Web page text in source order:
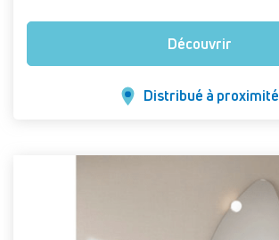
Découvrir
Distribué à proximité